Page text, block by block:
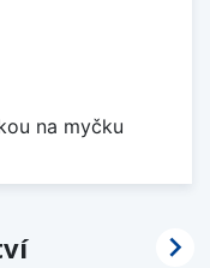
na myčku
